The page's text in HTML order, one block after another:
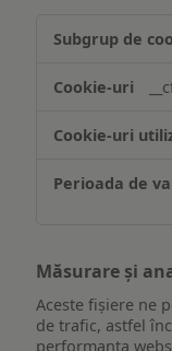
Asigurarea
funcționalităților
website-
ului
Măsurare și
Aceste fișiere ne
de trafic, astfel
performanța